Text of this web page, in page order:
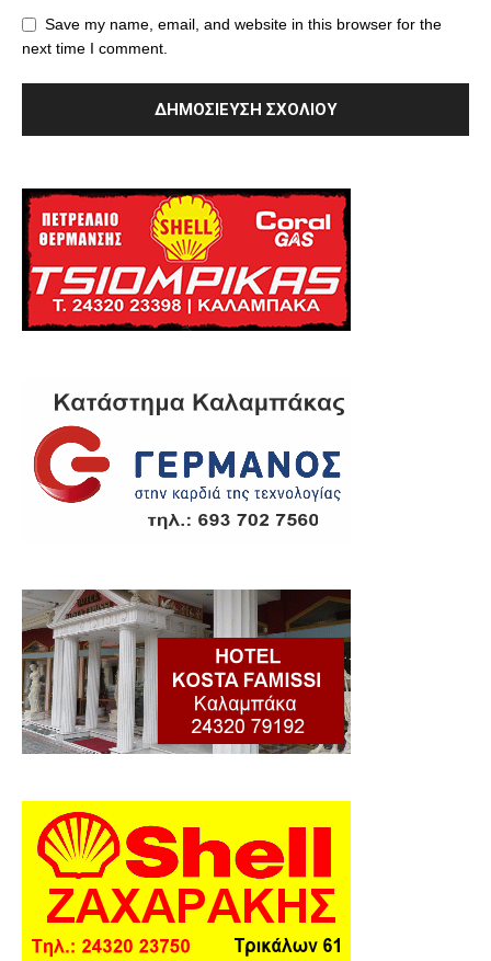
Save my name, email, and website in this browser for the
next time I comment.